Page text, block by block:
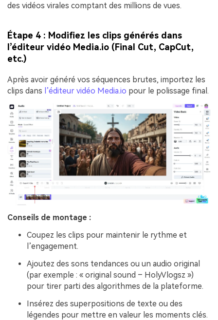
des vidéos virales comptant des millions de vues.
Étape 4 : Modifiez les clips générés dans
l’éditeur vidéo Media.io (Final Cut, CapCut,
etc.)
Après avoir généré vos séquences brutes, importez les
clips dans l’éditeur vidéo Media.io pour le polissage final.
Conseils de montage :
Coupez les clips pour maintenir le rythme et
l’engagement.
Ajoutez des sons tendances ou un audio original
(par exemple : « original sound – HolyVlogsz »)
pour tirer parti des algorithmes de la plateforme.
Insérez des superpositions de texte ou des
légendes pour mettre en valeur les moments clés.